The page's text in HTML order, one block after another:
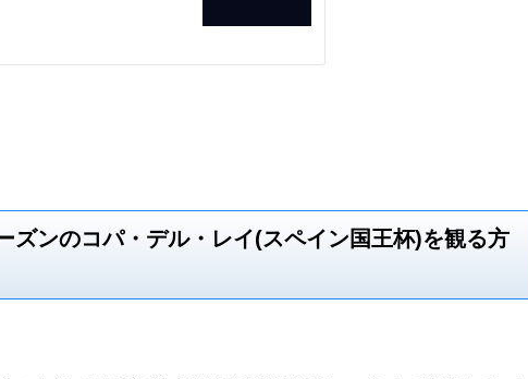
ズンのコパ・デル・レイ(スペイン国王杯)を観る方